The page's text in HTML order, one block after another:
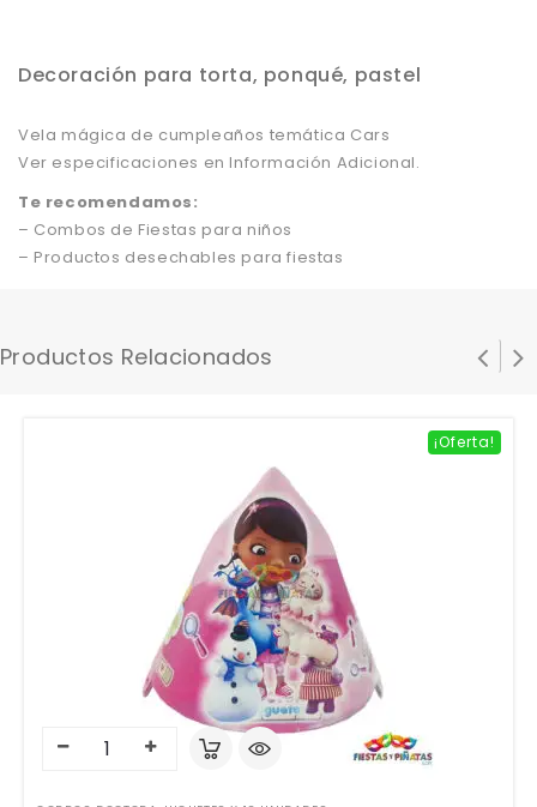
Decoración para torta, ponqué, pastel
Vela mágica de cumpleaños temática Cars
Ver especificaciones en Información Adicional.
Te recomendamos:
– Combos de Fiestas para niños
– Productos desechables para fiestas
Productos Relacionados
¡Oferta!